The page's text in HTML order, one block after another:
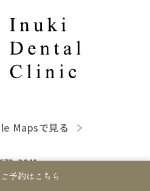
Mapsで見る
0041
明石南町2丁目13-18
予約はこちら